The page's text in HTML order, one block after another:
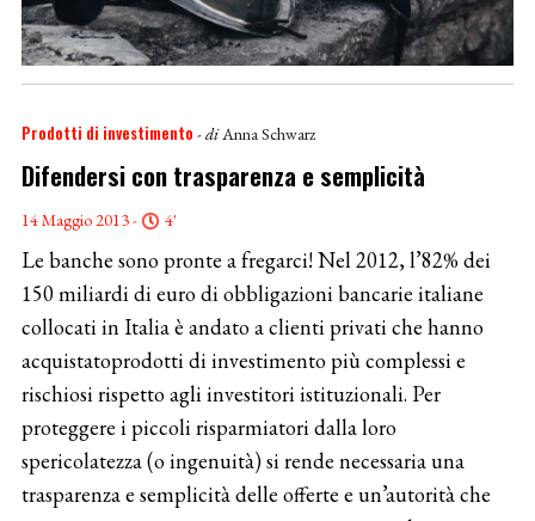
Prodotti di investimento - diAnna Schwarz
Difendersi con trasparenza e semplicità
14 Maggio 2013 - 4'
Le banche sono pronte a fregarci! Nel 2012, l’82% dei
150 miliardi di euro di obbligazioni bancarie italiane
collocati in Italia è andato a clienti privati che hanno
acquistatoprodotti di investimento più complessi e
rischiosi rispetto agli investitori istituzionali. Per
proteggere i piccoli risparmiatori dalla loro
spericolatezza (o ingenuità) si rende necessaria una
trasparenza e semplicità delle offerte e un’autorità che